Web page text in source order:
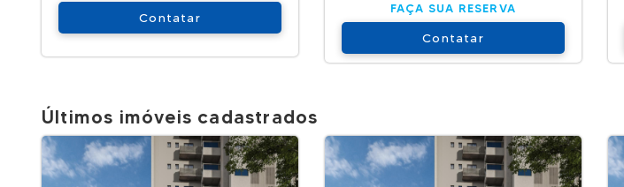
Contatar
FAÇA SUA RESERVA
Contatar
Últimos imóveis cadastrados